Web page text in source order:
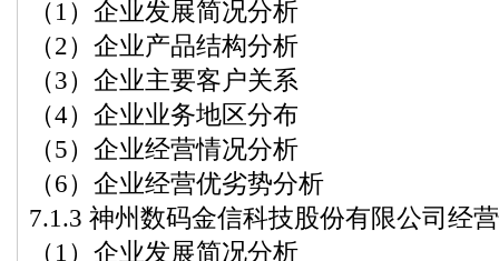
（1）企业发展简况分析
（2）企业产品结构分析
（3）企业主要客户关系
（4）企业业务地区分布
（5）企业经营情况分析
（6）企业经营优劣势分析
7.1.3 神州数码金信科技股份有限公司经
（1）企业发展简况分析